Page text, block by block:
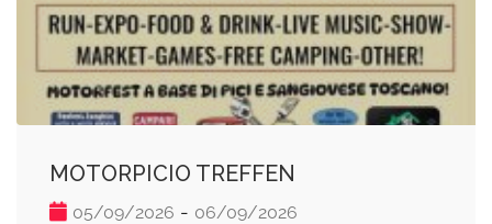
MOTORPICIO TREFFEN
05/09/2026 - 06/09/2026